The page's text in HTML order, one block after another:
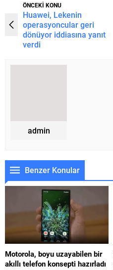
ÖNCEKİ KONU
Huawei, Lekenin
operasyoncular geri
dönüyor iddiasına yanıt
verdi
admin
Benzer Konular
Motorola, boyu uzayabilen bir
akıllı telefon konsepti hazırladı